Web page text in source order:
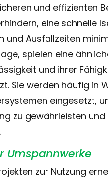
und effizienten
eine schnelle
Ausfallzeiten
spielen eine
und ihrer
Sie werden häufig in
eingesetzt,
zu gewährleisten
Umspannwerke
zur Nutzung